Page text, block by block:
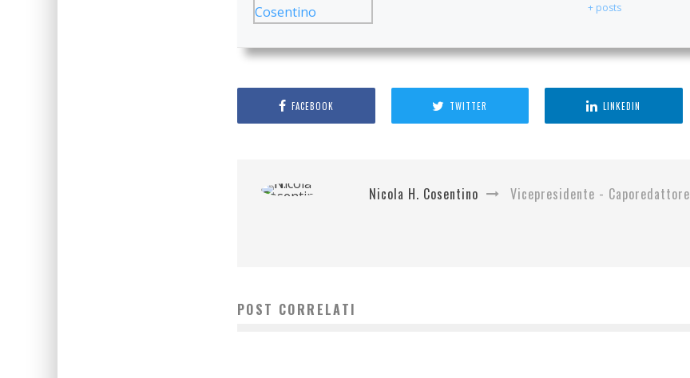
+ posts
FACEBOOK TWITTER LINKEDIN
Nicola H. Cosentino Vicepresidente - Caporedattore
POST CORRELATI